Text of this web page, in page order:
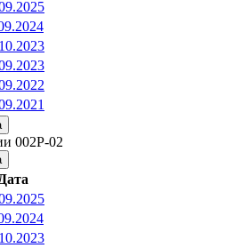
002P-02
Дата